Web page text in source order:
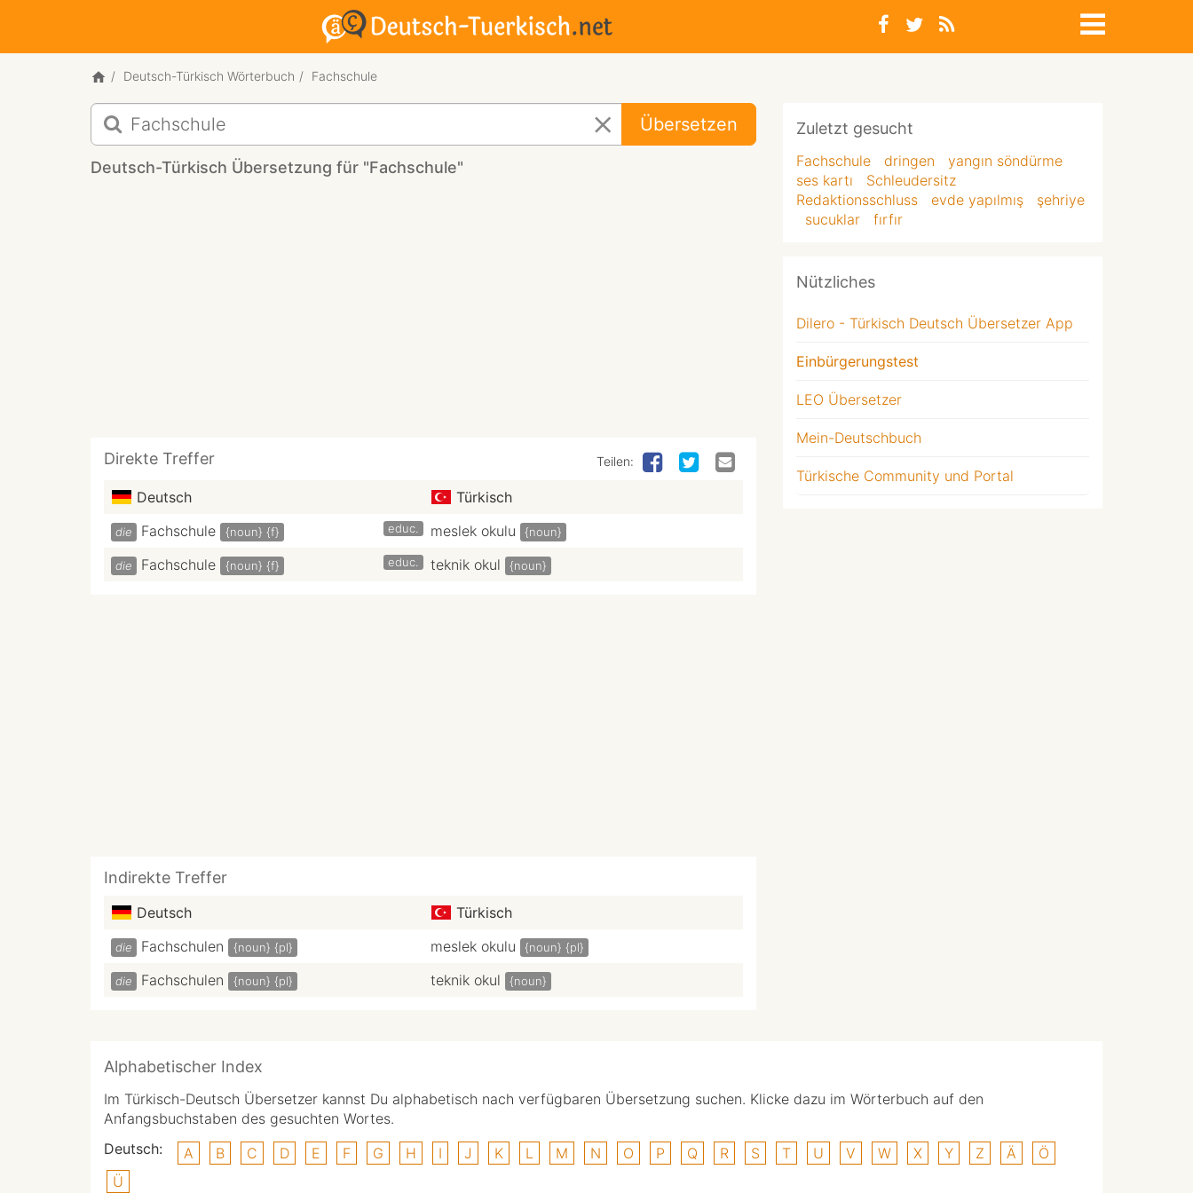
Deutsch-Türkisch Wörterbuch Fachschule
Deutsch-
Türkisch
Übersetzung
für
Übersetzen
Deutsch-Türkisch Übersetzung für "Fachschule"
Direkte Treffer Teilen:
Deutsch Türkisch
die Fachschule {noun} {f} educ. meslek okulu {noun}
die Fachschule {noun} {f} educ. teknik okul {noun}
Indirekte Treffer
Deutsch Türkisch
die Fachschulen {noun} {pl} meslek okulu {noun} {pl}
die Fachschulen {noun} {pl} teknik okul {noun}
Zuletzt gesucht
Fachschule dringen
yangın söndürme
ses kartı
Schleudersitz
Redaktionsschluss
evde yapılmış
şehriye
sucuklar
fırfır
Nützliches
Dilero - Türkisch Deutsch Übersetzer App
Einbürgerungstest
LEO Übersetzer
Mein-Deutschbuch
Türkische Community und Portal
Alphabetischer Index
Im Türkisch-Deutsch Übersetzer kannst Du alphabetisch nach verfügbaren Übersetzung suchen. Klicke dazu im Wörterbuch auf den
Anfangsbuchstaben des gesuchten Wortes.
Deutsch:
A B C D E F G H I J K L M N O P Q R S T U V W X Y Z Ä
Ö
Ü